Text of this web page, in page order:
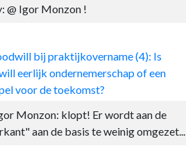
@ Igor Monzon !
bij praktijkovername (4): Is
eerlijk ondernemerschap of een
voor de toekomst?
Monzon: klopt! Er wordt aan de
aan de basis te weinig omgezet...